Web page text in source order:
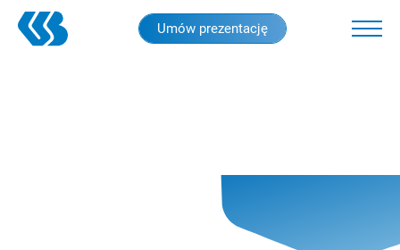
Skip
Umów prezentację